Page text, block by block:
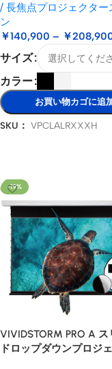
/ 長焦点プロジェクター
ン
￥140,900 – ￥
サイズ
カラー
お買い物カゴに追
SKU： VPCLALRXXXH
-19%
VIVIDSTORM PRO A
ドロップダウンプロジ